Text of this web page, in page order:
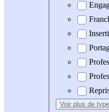
Voir plus de